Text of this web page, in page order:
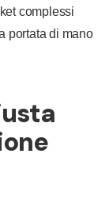
complessi
portata di mano